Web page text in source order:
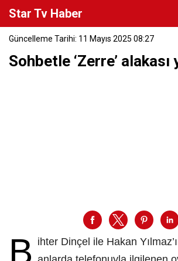
Star Tv Haber
Güncelleme Tarihi: 11 Mayıs 2025 08:27
Sohbetle ‘Zerre’ alakası
B ihter Dinçel ile Hakan